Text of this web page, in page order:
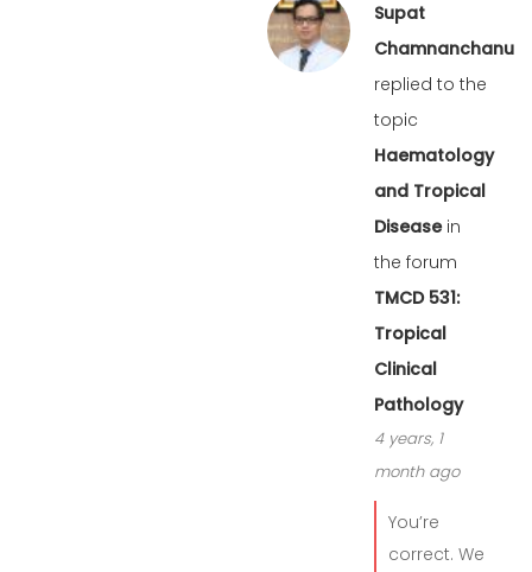
Supat
Chamnanchanunt
replied to the
topic
Haematology
and Tropical
Diseasein
the forum
TMCD 531:
Tropical
Clinical
Pathology
4 years, 1
month ago
You’re
correct. We